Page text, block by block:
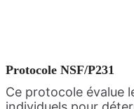
Protocole NSF/P231
Ce protocole évalue